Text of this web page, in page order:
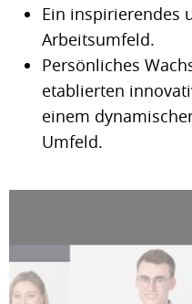
Ein inspirierendes
Arbeitsumfeld.
Persönliches
etablierten
einem
Umfeld.